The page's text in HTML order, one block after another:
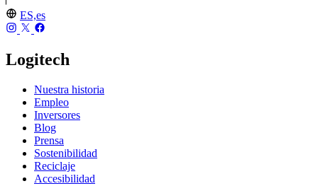
ES,es
Logitech
Nuestra historia
Empleo
Inversores
Blog
Prensa
Sostenibilidad
Reciclaje
Accesibilidad